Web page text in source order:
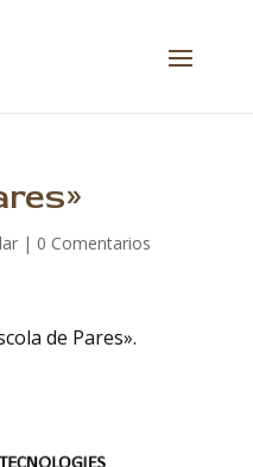
| 0 Comentarios
de Pares».